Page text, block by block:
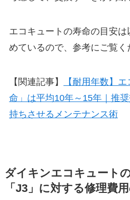
エコキュートの寿命の目安は
めているので、参考にご覧く
【関連記事】
【耐用年数】
命」は平均10年～15年｜推
持ちさせるメンテナンス術
ダイキンエコキュート
「J3」に対する修理費